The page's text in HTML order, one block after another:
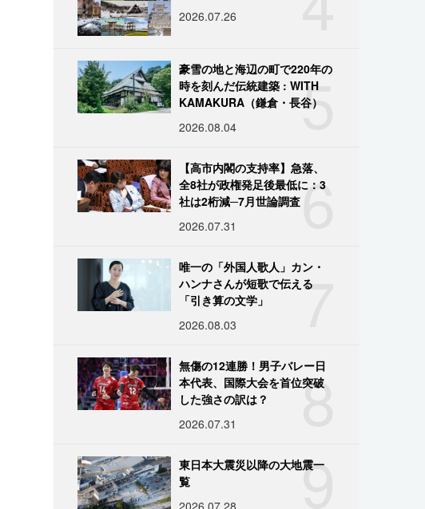
2026.07.26
5
豪雪の地と海辺の町で220年の
時を刻んだ伝統建築 : WITH
KAMAKURA（鎌倉・長谷）
2026.08.04
6
【高市内閣の支持率】急落、
全8社が政権発足後最低に：3
社は2桁減─7月世論調査
2026.07.31
7
唯一の「外国人歌人」カン・
ハンナさんが短歌で伝える
「引き算の文学」
2026.08.03
8
無傷の12連勝！男子バレー日
本代表、国際大会を首位突破
した強さの訳は？
2026.07.31
9
東日本大震災以降の大地震一
覧
2026.07.28